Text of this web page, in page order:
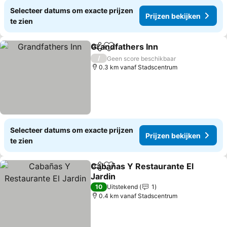
Selecteer datums om exacte prijzen
te zien
Prijzen bekijken
DelenToevoegen aan favorieten
Grandfathers Inn
/
Geen score beschikbaar
0.3 km vanaf Stadscentrum
Selecteer datums om exacte prijzen
te zien
Prijzen bekijken
DelenToevoegen aan favorieten
Cabañas Y Restaurante El
Jardin
Prijzen bekijken
10 Uitstekend
1
0.4 km vanaf Stadscentrum